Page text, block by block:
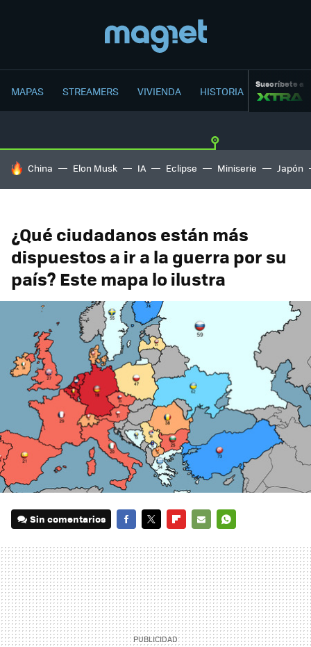
MAPAS STREAMERS VIVIENDA HISTORIA Suscríbete a
HOY SE HABLA DE
China Elon Musk IA Eclipse Miniserie Japón
¿Qué ciudadanos están más
dispuestos a ir a la guerra por su
país? Este mapa lo ilustra
Sin comentarios
MAIL